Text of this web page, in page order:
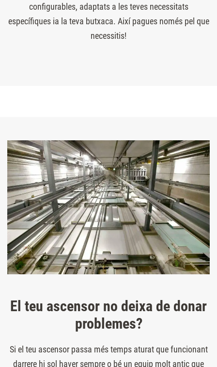
configurables, adaptats a les teves necessitats
específiques ia la teva butxaca. Així pagues només pel que
necessitis!
El teu ascensor no deixa de donar
problemes?
Si el teu ascensor passa més temps aturat que funcionant
darrere hi sol haver sempre o bé un equip molt antic que